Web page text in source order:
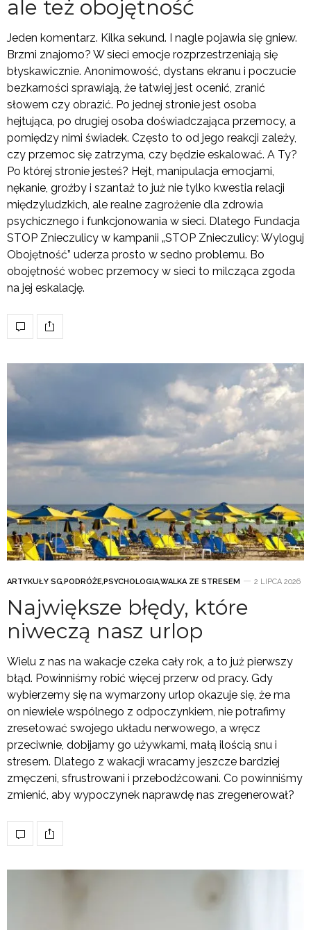
ale też obojętność
Jeden komentarz. Kilka sekund. I nagle pojawia się gniew.
Brzmi znajomo? W sieci emocje rozprzestrzeniają się
błyskawicznie. Anonimowość, dystans ekranu i poczucie
bezkarności sprawiają, że łatwiej jest ocenić, zranić
słowem czy obrazić. Po jednej stronie jest osoba
hejtująca, po drugiej osoba doświadczająca przemocy, a
pomiędzy nimi świadek. Często to od jego reakcji zależy,
czy przemoc się zatrzyma, czy będzie eskalować. A Ty?
Po której stronie jesteś? Hejt, manipulacja emocjami,
nękanie, groźby i szantaż to już nie tylko kwestia relacji
międzyludzkich, ale realne zagrożenie dla zdrowia
psychicznego i funkcjonowania w sieci. Dlatego Fundacja
STOP Znieczulicy w kampanii „STOP Znieczulicy: Wyloguj
Obojętność” uderza prosto w sedno problemu. Bo
obojętność wobec przemocy w sieci to milcząca zgoda
na jej eskalację.
ARTYKUŁY SG,PODRÓŻE,PSYCHOLOGIA,WALKA ZE STRESEM 2 LIPCA 2026
Największe błędy, które
niweczą nasz urlop
Wielu z nas na wakacje czeka cały rok, a to już pierwszy
błąd. Powinniśmy robić więcej przerw od pracy. Gdy
wybierzemy się na wymarzony urlop okazuje się, że ma
on niewiele wspólnego z odpoczynkiem, nie potrafimy
zresetować swojego układu nerwowego, a wręcz
przeciwnie, dobijamy go używkami, małą ilością snu i
stresem. Dlatego z wakacji wracamy jeszcze bardziej
zmęczeni, sfrustrowani i przebodźcowani. Co powinniśmy
zmienić, aby wypoczynek naprawdę nas zregenerował?